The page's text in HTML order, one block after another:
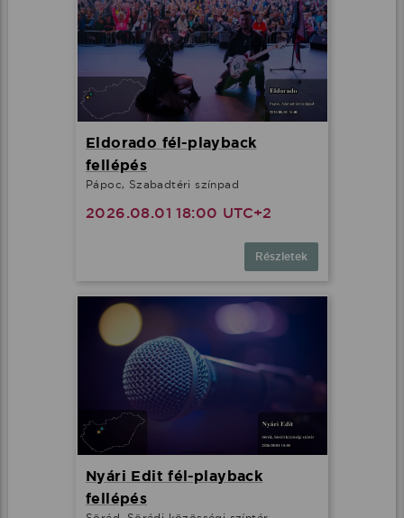
Eldorado fél-playback
fellépés
Pápoc, Szabadtéri színpad
2026.08.01 18:00 UTC+2
Részletek
Nyári Edit fél-playback
fellépés
Ez az oldal cookie-kat használ
Adatainak biztonsága fontos számunkra
kényelmes felhasználás és a weboldal védelme
érdekében cookie-kat használ.